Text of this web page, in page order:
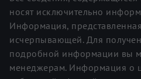
носят исключительно
Информация,
исчерпывающей. Для
подробной информации вы
менеджерам. Информация о